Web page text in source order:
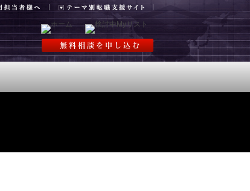
無料相談を申し込む